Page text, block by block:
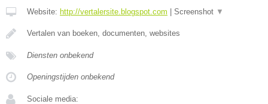
Website: http://vertalersite.blogspot.com Screenshot ▼
Vertalen van boeken, documenten, websites
Diensten onbekend
Openingstijden onbekend
Sociale media: